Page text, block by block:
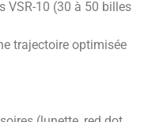
VSR-10 (30 à 50 billes
trajectoire optimisée